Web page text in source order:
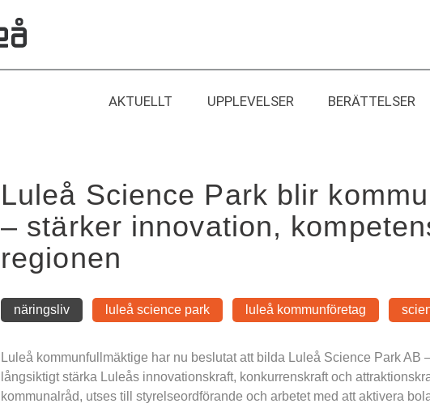
AKTUELLT UPPLEVELSER BERÄTTELSER
Luleå Science Park blir
– stärker innovation,
regionen
näringsliv luleå science park luleå kommunföretag
Luleå kommunfullmäktige har nu beslutat att bilda Luleå Science Park AB
långsiktigt stärka Luleås innovationskraft, konkurrenskraft och
kommunalråd, utses till styrelseordförande och arbetet med att aktivera